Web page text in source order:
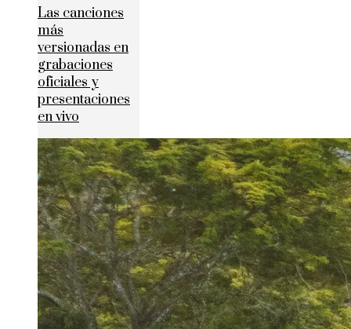
Las canciones
más
versionadas en
grabaciones
oficiales y
presentaciones
en vivo